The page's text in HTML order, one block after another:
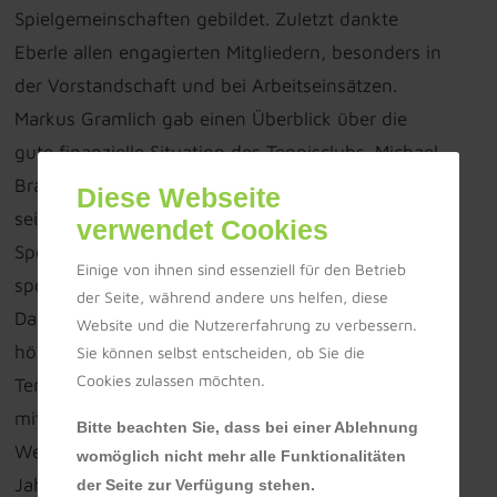
Spielgemeinschaften gebildet. Zuletzt dankte
Eberle allen engagierten Mitgliedern, besonders in
der Vorstandschaft und bei Arbeitseinsätzen.
Markus Gramlich gab einen Überblick über die
gute finanzielle Situation des Tennisclubs. Michael
Braun prüfte die Kasse im Vorfeld und lobte die
seit Jahren vorbildliche Arbeit von Gramlich.
Sportwart Christoph Schmider berichtete über die
sportlichen Ergebnisse der letzten beiden Jahre.
Dabei konnten zwei Meisterschaften in der
höchsten Spielklasse im Bezirk 1 des badischen
Tennisverbands im Wettbewerb Mixed zusammen
mit dem TC Götzingen errungen werden.
Weiterhin wurde die zweite Herrenmannschaft im
Jahr 2025 Meister und stieg somit in die 1. Be-
Diese Webseite
verwendet Cookies
Einige von ihnen sind essenziell für den Betrieb
der Seite, während andere uns helfen, diese
Website und die Nutzererfahrung zu verbessern.
Sie können selbst entscheiden, ob Sie die
Cookies zulassen möchten.
Bitte beachten Sie, dass bei einer Ablehnung
womöglich nicht mehr alle Funktionalitäten
der Seite zur Verfügung stehen.